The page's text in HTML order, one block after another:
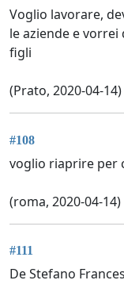
Voglio lavorare,
le aziende e
figli
(Prato, 2020-04-14)
#108
voglio riaprire per
(roma, 2020-04-14)
#111
De Stefano